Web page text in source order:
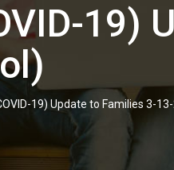
19)
19) Update to Families 3-